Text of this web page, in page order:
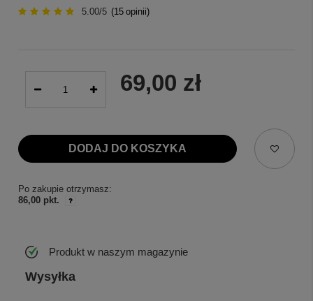
5.00/5 (15 opinii)
69,00 zł
DODAJ DO KOSZYKA
Po zakupie otrzymasz:
86,00 pkt.
Produkt w naszym magazynie
Wysyłka